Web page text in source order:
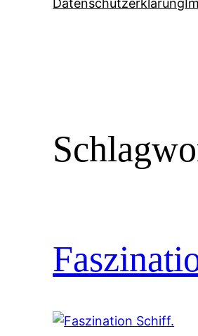
Datenschutzerklärung